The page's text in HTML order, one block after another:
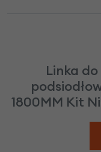
Linka
1800MM Kit